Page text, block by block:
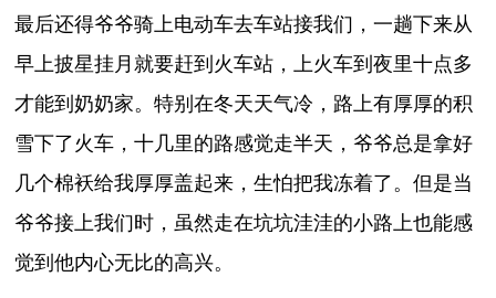
最后还得爷爷骑上电动车去车站接我们，一趟下来从
早上披星挂月就要赶到火车站，上火车到夜里十点多
才能到奶奶家。特别在冬天天气冷，路上有厚厚的积
雪下了火车，十几里的路感觉走半天，爷爷总是拿好
几个棉袄给我厚厚盖起来，生怕把我冻着了。但是当
爷爷接上我们时，虽然走在坑坑洼洼的小路上也能感
觉到他内心无比的高兴。